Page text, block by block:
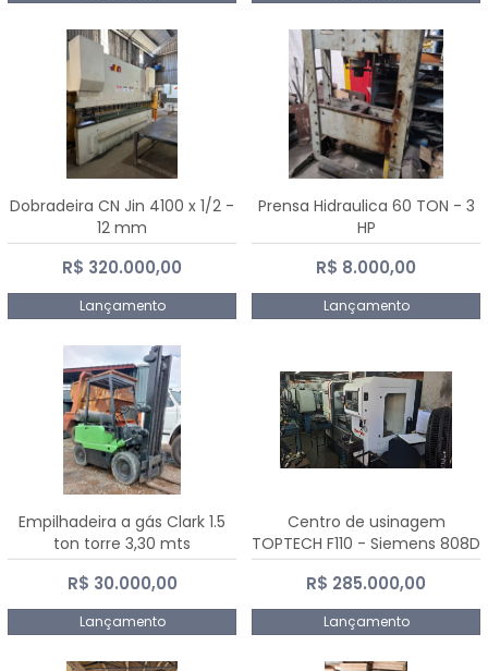
Dobradeira CN Jin 4100 x 1/2 -
12 mm
R$ 320.000,00
Lançamento
Prensa Hidraulica 60 TON - 3
HP
R$ 8.000,00
Lançamento
Empilhadeira a gás Clark 1.5
ton torre 3,30 mts
R$ 30.000,00
Lançamento
Centro de usinagem
TOPTECH F110 - Siemens 808D
Advanced
R$ 285.000,00
Lançamento